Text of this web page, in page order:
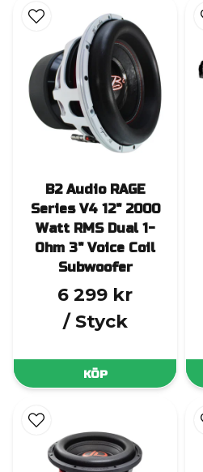
B2 Audio RAGE
Series V4 12" 2000
Watt RMS Dual 1-
Ohm 3" Voice Coil
Subwoofer
6 299 kr
/ Styck
KÖP